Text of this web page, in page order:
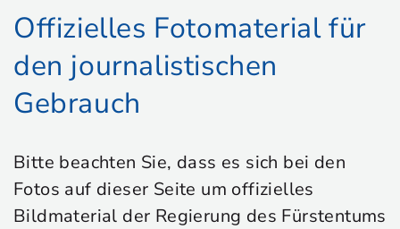
Offizielles Fotomaterial für
den journalistischen
Gebrauch
Bitte beachten Sie, dass es sich bei den
Fotos auf dieser Seite um offizielles
Bildmaterial der Regierung des Fürstentums